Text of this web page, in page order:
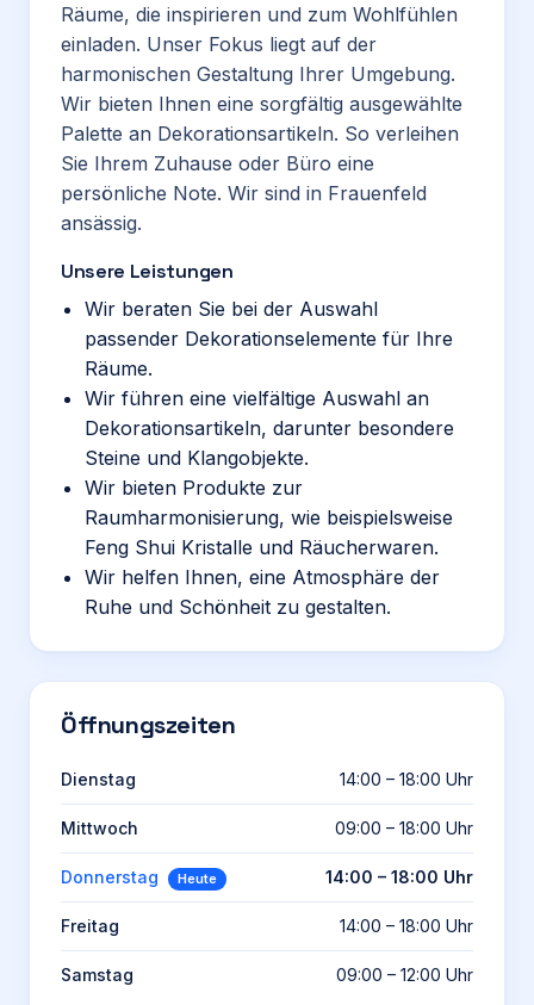
Räume, die inspirieren und zum Wohlfühlen
einladen. Unser Fokus liegt auf der
harmonischen Gestaltung Ihrer Umgebung.
Wir bieten Ihnen eine sorgfältig ausgewählte
Palette an Dekorationsartikeln. So verleihen
Sie Ihrem Zuhause oder Büro eine
persönliche Note. Wir sind in Frauenfeld
ansässig.
Unsere Leistungen
Wir beraten Sie bei der Auswahl
passender Dekorationselemente für Ihre
Räume.
Wir führen eine vielfältige Auswahl an
Dekorationsartikeln, darunter besondere
Steine und Klangobjekte.
Wir bieten Produkte zur
Raumharmonisierung, wie beispielsweise
Feng Shui Kristalle und Räucherwaren.
Wir helfen Ihnen, eine Atmosphäre der
Ruhe und Schönheit zu gestalten.
Öffnungszeiten
Dienstag 14:00 – 18:00 Uhr
Mittwoch 09:00 – 18:00 Uhr
Donnerstag Heute 14:00 – 18:00 Uhr
Freitag 14:00 – 18:00 Uhr
Samstag 09:00 – 12:00 Uhr